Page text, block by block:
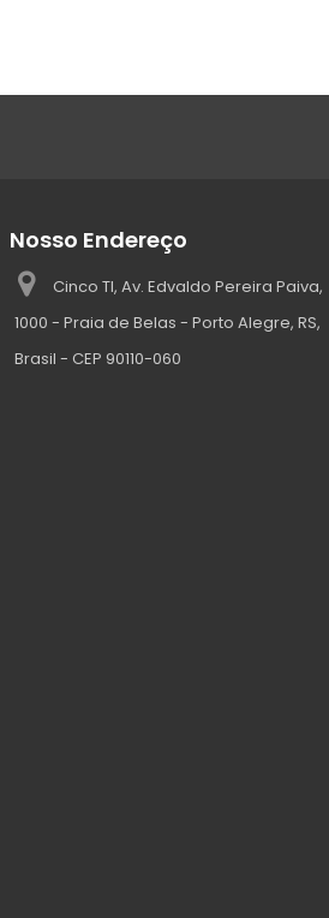
Nosso Endereço
Cinco TI, Av. Edvaldo Pereira Paiva,
1000 - Praia de Belas - Porto Alegre, RS,
Brasil - CEP 90110-060